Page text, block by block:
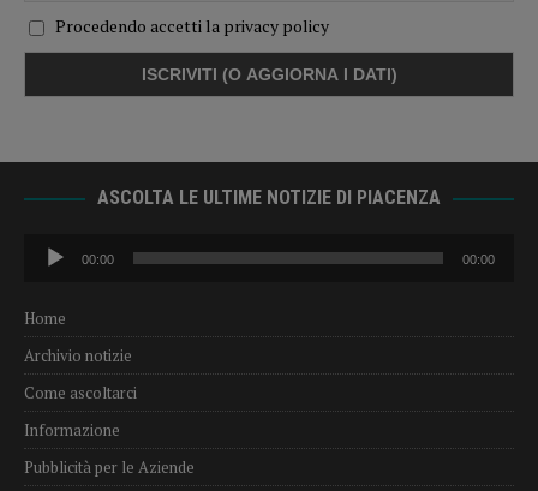
Procedendo accetti la privacy policy
ASCOLTA LE ULTIME NOTIZIE DI PIACENZA
Audio
Player
00:00 00:00
Home
Archivio notizie
Come ascoltarci
Informazione
Pubblicità per le Aziende